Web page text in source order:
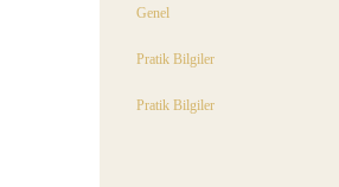
Genel
Pratik Bilgiler
Pratik Bilgiler